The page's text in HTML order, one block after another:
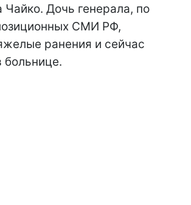
Чайко. Дочь генерала, по
СМИ РФ,
ранения и сейчас
больнице.